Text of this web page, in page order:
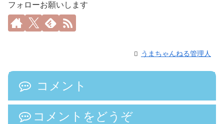
フォローお願いします
うまちゃんねる管理人
コメント
コメントをどうぞ